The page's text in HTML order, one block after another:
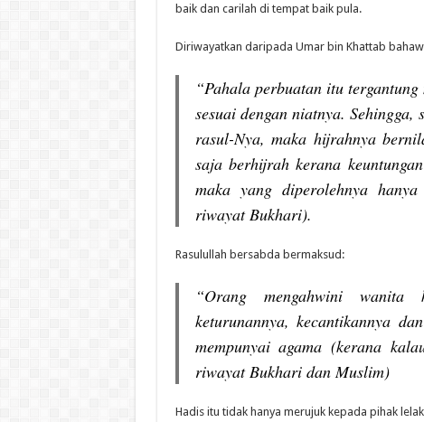
baik dan carilah di tempat baik pula.
Diriwayatkan daripada Umar bin Khattab
“Pahala perbuatan itu
sesuai dengan niatnya.
rasul-Nya, maka hijrahnya
saja berhijrah kerana
maka yang diperolehnya
riwayat Bukhari).
Rasulullah bersabda bermaksud:
“Orang mengahwini
keturunannya, kecantikannya
mempunyai agama (kerana
riwayat Bukhari dan Muslim)
Hadis itu tidak hanya merujuk kepada pihak